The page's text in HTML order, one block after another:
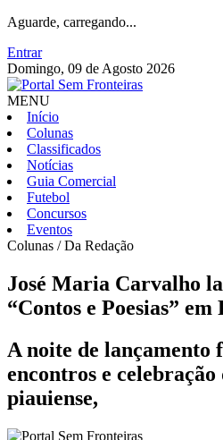
Aguarde, carregando...
Entrar
Domingo, 09 de Agosto 2026
MENU
Início
Colunas
Classificados
Notícias
Guia Comercial
Futebol
Concursos
Eventos
Colunas / Da Redação
José Maria Carvalho
“Contos e Poesias”
A noite de lançamento
encontros e
piauiense,